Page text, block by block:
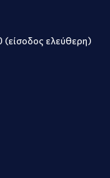
ελεύθερη)